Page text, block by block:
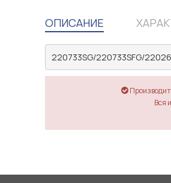
ОПИСАНИЕ
220733SG/220733SFG/
Вся